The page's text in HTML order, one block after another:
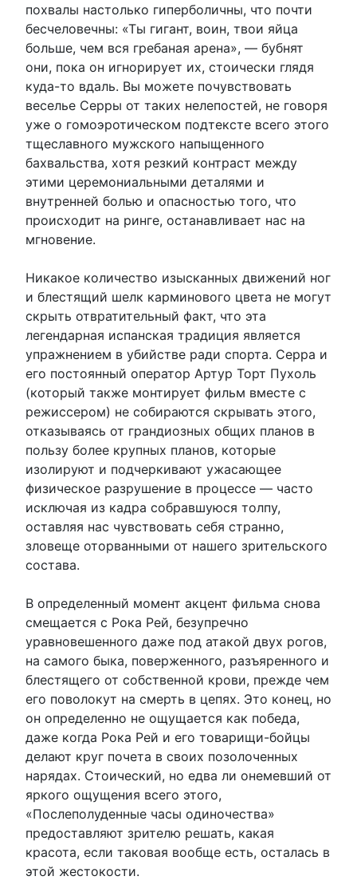
похвалы настолько гиперболичны, что почти
бесчеловечны: «Ты гигант, воин, твои яйца
больше, чем вся гребаная арена», — бубнят
они, пока он игнорирует их, стоически глядя
куда-то вдаль. Вы можете почувствовать
веселье Серры от таких нелепостей, не говоря
уже о гомоэротическом подтексте всего этого
тщеславного мужского напыщенного
бахвальства, хотя резкий контраст между
этими церемониальными деталями и
внутренней болью и опасностью того, что
происходит на ринге, останавливает нас на
мгновение.
Никакое количество изысканных движений ног
и блестящий шелк карминового цвета не могут
скрыть отвратительный факт, что эта
легендарная испанская традиция является
упражнением в убийстве ради спорта. Серра и
его постоянный оператор Артур Торт Пухоль
(который также монтирует фильм вместе с
режиссером) не собираются скрывать этого,
отказываясь от грандиозных общих планов в
пользу более крупных планов, которые
изолируют и подчеркивают ужасающее
физическое разрушение в процессе — часто
исключая из кадра собравшуюся толпу,
оставляя нас чувствовать себя странно,
зловеще оторванными от нашего зрительского
состава.
В определенный момент акцент фильма снова
смещается с Рока Рей, безупречно
уравновешенного даже под атакой двух рогов,
на самого быка, поверженного, разъяренного и
блестящего от собственной крови, прежде чем
его поволокут на смерть в цепях. Это конец, но
он определенно не ощущается как победа,
даже когда Рока Рей и его товарищи-бойцы
делают круг почета в своих позолоченных
нарядах. Стоический, но едва ли онемевший от
яркого ощущения всего этого,
«Послеполуденные часы одиночества»
предоставляют зрителю решать, какая
красота, если таковая вообще есть, осталась в
этой жестокости.